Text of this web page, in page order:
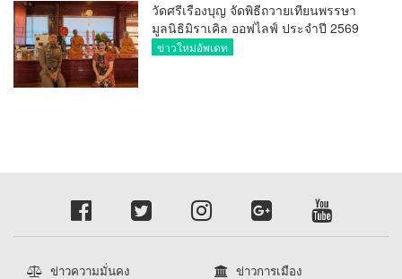
วัดศรีเรืองบุญ จัดพิธีถวายเทียนพรรษา
มูลนิธิมิราเคิล ออฟไลฟ์ ประจำปี 2569
พล.ต.ต.ศิริวัฒน์ ดีพอ ให้เกียรติเป็น
ข่าวใหม่อัพเดท
ข่าวความมั่นคง
ข่าวการเมือง